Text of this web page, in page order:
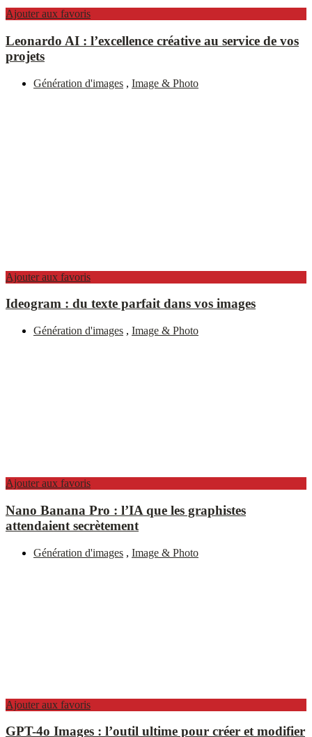
Ajouter aux favoris
Leonardo AI : l’excellence créative au service de vos
projets
Génération d'images , Image & Photo
Ajouter aux favoris
Ideogram : du texte parfait dans vos images
Génération d'images , Image & Photo
Ajouter aux favoris
Nano Banana Pro : l’IA que les graphistes
attendaient secrètement
Génération d'images , Image & Photo
Ajouter aux favoris
GPT-4o Images : l’outil ultime pour créer et modifier